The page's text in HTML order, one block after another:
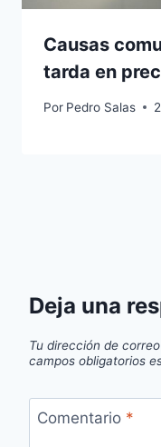
Causas
tarda en
Por Pedro Salas
Deja una
Tu dirección de
campos obligatorios
Comentario *